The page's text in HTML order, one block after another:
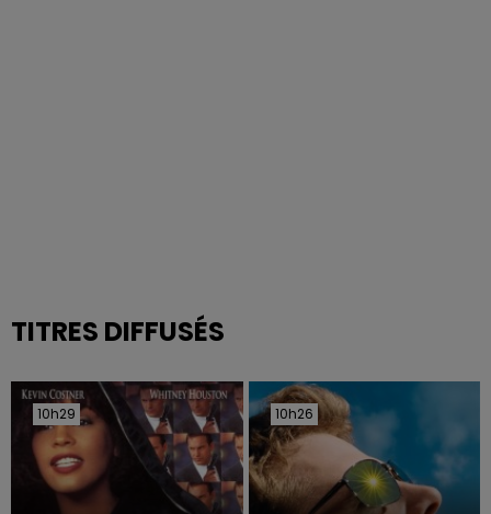
TITRES DIFFUSÉS
10h29
10h29 10h26
10h26